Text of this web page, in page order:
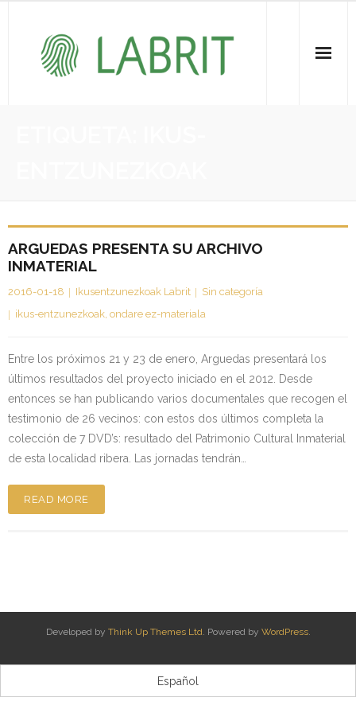
- LABRIT
Kontaktua | Contacto
ARGUEDAS PRESENTA SU ARCHIVO
INMATERIAL
2016-01-18 Ikusentzunezkoak Labrit
Sin categoría
ikus-entzunezkoak, ondare ez-materiala
Entre los próximos 21 y 23 de enero, Arguedas presentará los
últimos resultados del proyecto iniciado en el 2012. Desde
entonces se han publicando varios documentales que recogen el
testimonio de 26 vecinos: con estos dos últimos completa la
colección de 7 DVD’s: resultado del Patrimonio Cultural Inmaterial
de esta localidad ribera. Las jornadas tendrán…
READ MORE
Developed by Think Up Themes Ltd. Powered by WordPress.
Español